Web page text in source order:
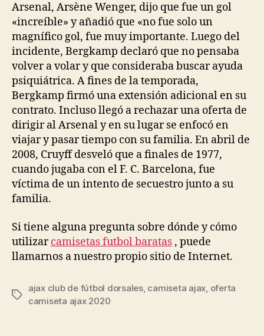
Arsenal, Arsène Wenger, dijo que fue un gol
«increíble» y añadió que «no fue solo un
magnífico gol, fue muy importante. Luego del
incidente, Bergkamp declaró que no pensaba
volver a volar y que consideraba buscar ayuda
psiquiátrica. A fines de la temporada,
Bergkamp firmó una extensión adicional en su
contrato. Incluso llegó a rechazar una oferta de
dirigir al Arsenal y en su lugar se enfocó en
viajar y pasar tiempo con su familia. En abril de
2008, Cruyff desveló que a finales de 1977,
cuando jugaba con el F. C. Barcelona, fue
víctima de un intento de secuestro junto a su
familia.
Si tiene alguna pregunta sobre dónde y cómo
utilizarcamisetas futbol baratas , puede
llamarnos a nuestro propio sitio de Internet.
Etiquetas
ajax club de fútbol dorsales, camiseta ajax oferta
camiseta ajax 2020